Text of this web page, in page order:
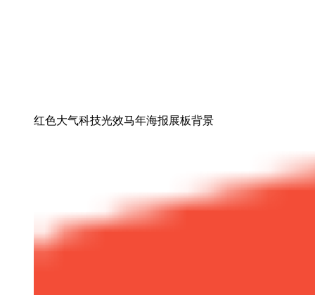
红色大气科技光效马年海报展板背景